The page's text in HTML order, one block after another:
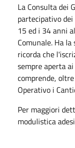
La Consulta dei
partecipativo
15 ed i 34 anni
Comunale. Ha
ricorda che
sempre aperta
comprende,
Operativo i
Per maggiori
modulistica